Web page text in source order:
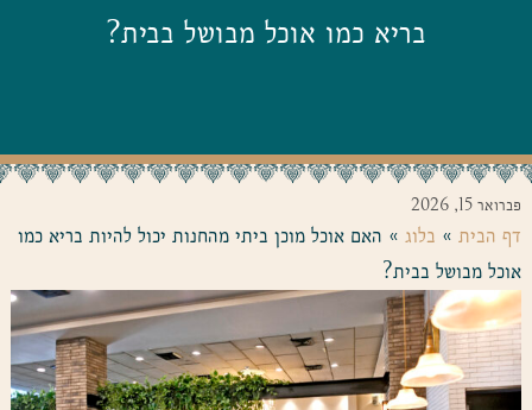
בריא כמו אוכל מבושל בבית?
פברואר 15, 2026
דף הבית» בלוג» האם אוכל מוכן ביתי מהחנות יכול להיות בריא כמו
אוכל מבושל בבית?